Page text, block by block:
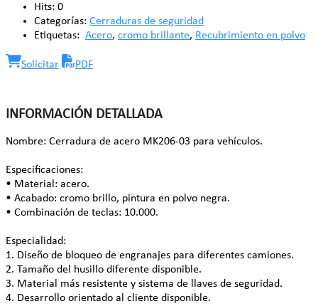
Hits: 0
Categorías: Cerraduras de seguridad
Etiquetas: Acero, cromo brillante, Recubrimiento en polvo
Solicitar PDF
INFORMACIÓN DETALLADA
Nombre: Cerradura de acero MK206-03 para vehículos.
Especificaciones:
• Material: acero.
• Acabado: cromo brillo, pintura en polvo negra.
• Combinación de teclas: 10.000.
Especialidad:
1. Diseño de bloqueo de engranajes para diferentes camiones.
2. Tamaño del husillo diferente disponible.
3. Material más resistente y sistema de llaves de seguridad.
4. Desarrollo orientado al cliente disponible.